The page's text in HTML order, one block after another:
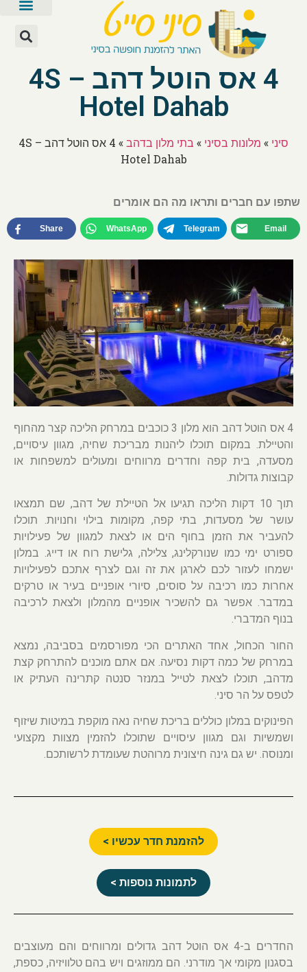
4 אס הוטל דהב – 4S
Hotel Dahab
סיני » מלונות בסיני » בתי מלון בדהב »
4 אס הוטל דהב – 4S
Hotel Dahab
שתפו עם חברים ותראו מה הם אומרים
Share WhatsApp Telegram Email
4 אס הוטל דהב הוא מלון 3 כוכבים במרחק הליכה קצר מהחוף
והטיילת. במקום תוכלו ליהנות מבריכת שחיה, מגוון עיסויים,
מסעדה, בית קפה וחדרים מרווחים ומעולים למשפחות או
קבוצות גדולות.
תוך 10 דקות הליכה תגיעו אל הטיילת של דהב, שם תמצאו
עושר של מסעדות, בתי קפה, מקומות בילוי וחנויות. תוכלו
להעביר את הזמן בחוף הים או לצאת למגוון של פעילויות
ספורט ימי כמו שנורקלינג, צלילה, גלישת רוח או דייג. במלון
ישמחו לעזור לכם לארגן את זה וגם לצרף אתכם לפעילויות
אחרות כמו רכיבה על סוסים, סיורי אופניים בעיר או טרקים
במדבר. אפשר גם להשכיר אופניים מהמלון ולצאת לרכיבה
בנוף המדברי.
החור הכחול, אחד האתרים הכי מפורסמים בסביבה, נמצא
במרחק של כמה דקות נסיעה. אם אתם מוכנים להתרחק קצת
מדהב, תוכלו לצאת לטייל במנזר סנטה קתרינה העתיק או
לטפס על הר סיני.
הפינוקים במלון כוללים בריכת שחיה נאה מוקפת במיטות שיזוף
ושמשיות וגם מגוון עיסויים שתוכלו להזמין מצוות מקצועי
ומנוסה. יש גם גינה חיצונית מרוהטת שעומדת לרשותכם.
להזמנת חדר עכשיו >
לתמונות נוספות >
החדרים ב-4 אס הוטל דהב גדולים ומרווחים והם מעוצבים
בסגנון מקומי אך מודרני. הם ממוזגים ויש בהם טלוויזיה, כספת,